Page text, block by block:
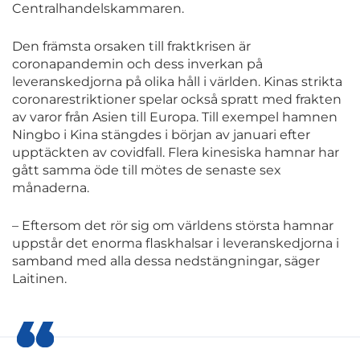
Centralhandelskammaren.
Den främsta orsaken till fraktkrisen är
coronapandemin och dess inverkan på
leveranskedjorna på olika håll i världen. Kinas strikta
coronarestriktioner spelar också spratt med frakten
av varor från Asien till Europa. Till exempel hamnen
Ningbo i Kina stängdes i början av januari efter
upptäckten av covidfall. Flera kinesiska hamnar har
gått samma öde till mötes de senaste sex
månaderna.
– Eftersom det rör sig om världens största hamnar
uppstår det enorma flaskhalsar i leveranskedjorna i
samband med alla dessa nedstängningar, säger
Laitinen.